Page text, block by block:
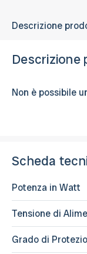
Descrizione
Scheda
Potenza in Watt
Tensione di
Grado di
Non è possibile